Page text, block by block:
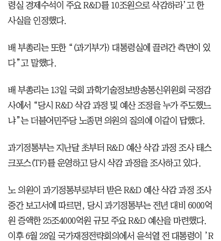
령실 경제수석이 주요 R&D를 10조원으로 삭감하라’고 한
사실을 인정했다.
배 부총리는 또한 “(과기부가) 대통령실에 끌려간 측면이 있
다”고 말했다.
배 부총리는 13일 국회 과학기술정보방송통신위원회 국정감
사에서 “당시 R&D 삭감 과정 및 예산 조정을 누가 주도했느
냐”는 더불어민주당 노종면 의원의 질의에 이같이 답했다.
과기정통부는 지난달 초부터 R&D 예산 삭감 과정 조사 태스
크포스(TF)를 운영하고 당시 삭감 과정을 조사하고 있다.
노 의원이 과기정통부로부터 받은 R&D 예산 삭감 과정 조사
중간 보고서에 따르면, 당시 과기정통부는 전년 대비 6000억
원 증액한 25조4000억원 규모 주요 R&D 예산을 마련했다.
이후 6월 28일 국가재정전략회의에서 윤석열 전 대통령이 ’R